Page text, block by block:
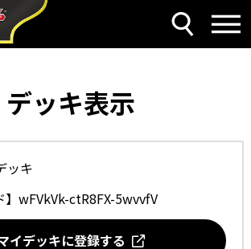
デッキ表示
ッキ
wFVkVk-ctR8FX-5wvvfV
イデッキに登録する